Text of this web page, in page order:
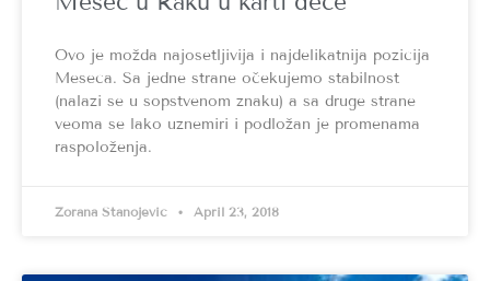
Ovo je možda najosetljivija i najdelikatnija pozicija
Meseca. Sa jedne strane očekujemo stabilnost
(nalazi se u sopstvenom znaku) a sa druge strane
veoma se lako uznemiri i podložan je promenama
raspoloženja.
Zorana Stanojević April 23, 2018